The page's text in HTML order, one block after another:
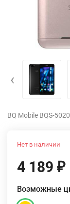
‹
BQ Mobile BQS-
Нет в наличии
4 189 ₽
Возможные